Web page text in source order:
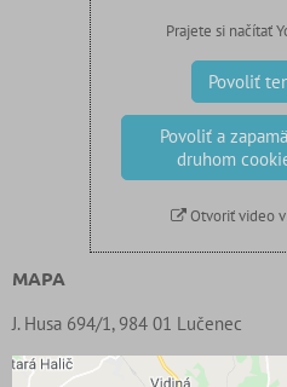
Prajete si načítať
Povoliť
Povoliť a
druhom
Otvoriť video
MAPA
J. Husa 694/1, 984 01 Lučenec